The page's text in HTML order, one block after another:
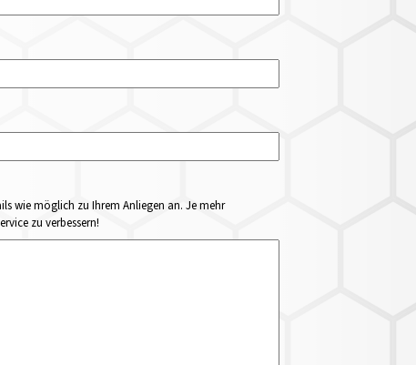
wie möglich zu Ihrem Anliegen an. Je mehr
zu verbessern!